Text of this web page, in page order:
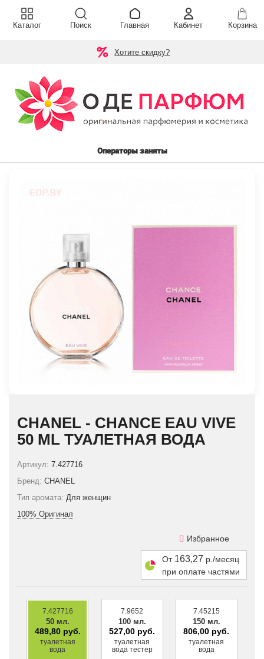
Хотите скидку?
Операторы заняты
CHANEL - CHANCE EAU VIVE
50 ML ТУАЛЕТНАЯ ВОДА
Артикул: 7.427716
Бренд: CHANEL
Тип аромата: Для женщин
100% Оригинал
Избранное
От 163,27 р./месяц
при оплате частями
7.427716
50 мл.
489,80 руб.
туалетная
вода
7.9652
100 мл.
527,00 руб.
туалетная
вода тестер
7.45215
150 мл.
806,00 руб.
туалетная
вода
Каталог Поиск Главная Кабинет Корзина